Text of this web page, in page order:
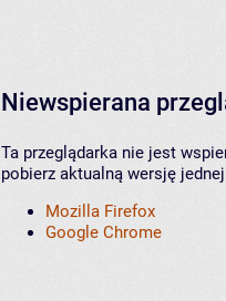
Niewspierana
Ta przeglądarka nie jest
pobierz aktualną wersję
Mozilla Firefox
Google Chrome